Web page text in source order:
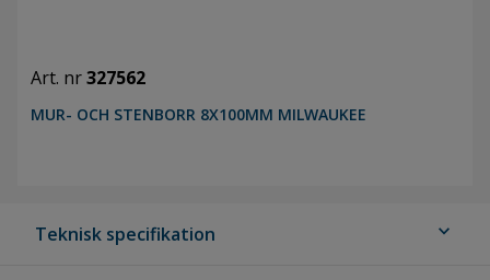
Art. nr327562
MUR- OCH STENBORR 8X100MM MILWAUKEE
Teknisk specifikation expand_more